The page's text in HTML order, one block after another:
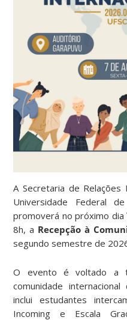
A Secretaria de Relações
Universidade Federal
promoverá no próximo dia
8h, a Recepção à
segundo semestre de
O evento é voltado a
comunidade
inclui estudantes
Incoming e Escala